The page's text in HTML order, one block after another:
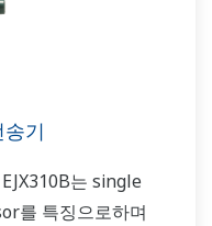
기
는 single
를 특징으로하며